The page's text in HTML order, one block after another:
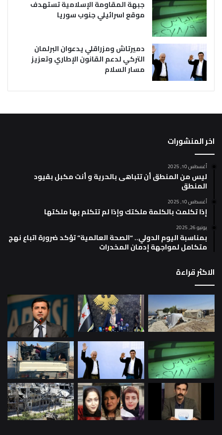
جبهة المقاومة الإسلامية تستهدف
موقع اسرائيلي جنوب سوريا
دميرتاش ومزراقلي يدعوان البرلمان
التركي لدعم القانون الإطاري وتعزيز
مسار السلام
اخر المنشورات
أغسطس 10, 2025
ليس من المنطق أن تتباهى بالحرية و أنت مكبل بقيود
المنطق
أغسطس 10, 2025
إذا تكلمت بالكلمة ملكتك وإذا لم تتكلم بها ملكتها
يونيو 26, 2025
بمناسبة اليوم الدولي.. “الصحة العالمية” تؤكد ضرورة اتباع نهج
متكامل لمواجهة إدمان المخدرات
الاكثر قراءة